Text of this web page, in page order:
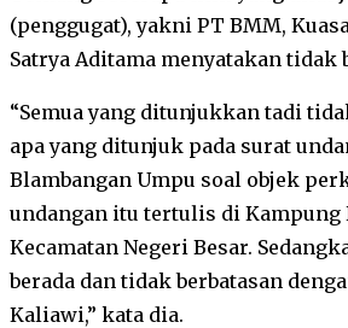
(penggugat), yakni PT BMM,
Satrya Aditama menyatakan tidak
“Semua yang ditunjukkan tadi
apa yang ditunjuk pada surat
Blambangan Umpu soal objek
undangan itu tertulis di Kampung
Kecamatan Negeri Besar.
berada dan tidak berbatasan
Kaliawi,” kata dia.